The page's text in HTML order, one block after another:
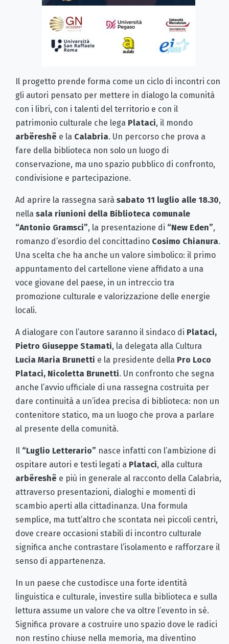
Il progetto prende forma come un ciclo di incontri con
gli autori pensato per mettere in dialogo la comunità
con i libri, con i talenti del territorio e con il
patrimonio culturale che lega Plataci, il mondo
arbëreshë e la Calabria. Un percorso che prova a
fare della biblioteca non solo un luogo di
conservazione, ma uno spazio pubblico di confronto,
condivisione e partecipazione.
Ad aprire la rassegna sarà sabato 11 luglio alle 18.30,
nella sala riunioni della Biblioteca comunale
“Antonio Gramsci”, la presentazione di “New Eden”,
romanzo d’esordio del concittadino Cosimo Chianura.
Una scelta che ha anche un valore simbolico: il primo
appuntamento del cartellone viene affidato a una
voce giovane del paese, in un intreccio tra
promozione culturale e valorizzazione delle energie
locali.
A dialogare con l’autore saranno il sindaco di Plataci,
Pietro Giuseppe Stamati, la delegata alla Cultura
Lucia Maria Brunetti e la presidente della Pro Loco
Plataci, Nicoletta Brunetti. Un confronto che segna
anche l’avvio ufficiale di una rassegna costruita per
dare continuità a un’idea precisa di biblioteca: non un
contenitore statico, ma un luogo che prova a parlare
al presente della comunità.
Il “Luglio Letterario” nasce infatti con l’ambizione di
ospitare autori e testi legati a Plataci, alla cultura
arbëreshë e più in generale al racconto della Calabria,
attraverso presentazioni, dialoghi e momenti di
scambio aperti alla cittadinanza. Una formula
semplice, ma tutt’altro che scontata nei piccoli centri,
dove creare occasioni stabili di incontro culturale
significa anche contrastare l’isolamento e rafforzare il
senso di appartenenza.
In un paese che custodisce una forte identità
linguistica e culturale, investire sulla biblioteca e sulla
lettura assume un valore che va oltre l’evento in sé.
Significa provare a costruire uno spazio dove le radici
non restino chiuse nella memoria, ma diventino